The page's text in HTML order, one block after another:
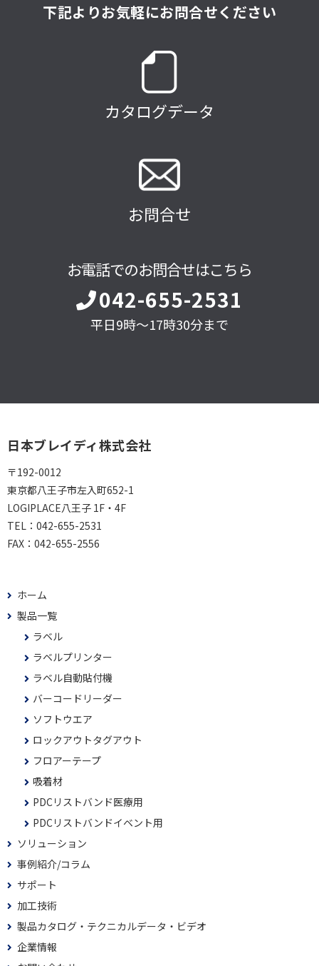
下記よりお気軽にお問合せください
カタログデータ
お問合せ
お電話でのお問合せはこちら
042-655-2531
平日9時～17時30分まで
日本ブレイディ株式会社
〒192-0012
東京都八王子市左入町652-1
LOGIPLACE八王子 1F・4F
TEL： 042-655-2531
FAX： 042-655-2556
ホーム
製品一覧
ラベル
ラベルプリンター
ラベル自動貼付機
バーコードリーダー
ソフトウエア
ロックアウトタグアウト
フロアーテープ
吸着材
PDCリストバンド医療用
PDCリストバンドイベント用
ソリューション
事例紹介/コラム
サポート
加工技術
製品カタログ・テクニカルデータ・ビデオ
企業情報